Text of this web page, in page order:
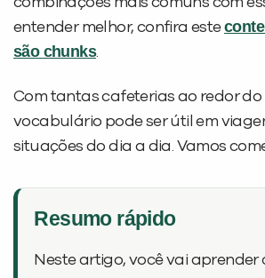
entender melhor, confira este
são chunks.
Com tantas cafeterias ao redor do
vocabulário pode ser útil em
situações do dia a dia. Vamos
Resumo rápido
Neste artigo, você vai aprender
Desculpe!